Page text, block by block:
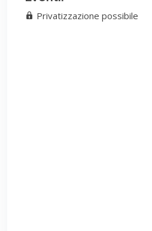
Privatizzazione possibile